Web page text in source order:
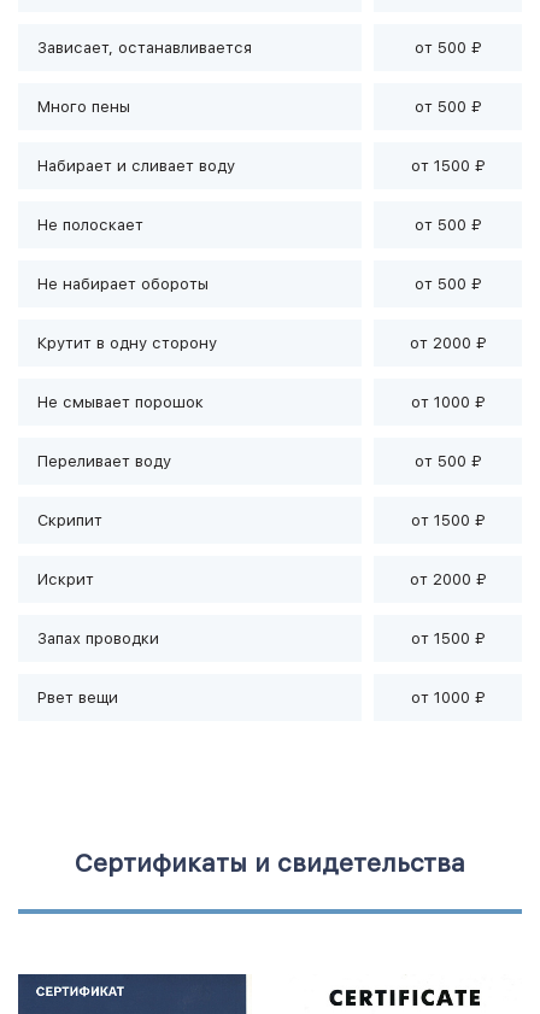
Зависает, останавливается от 500 ₽
Много пены от 500 ₽
Набирает и сливает воду от 1500 ₽
Не полоскает от 500 ₽
Не набирает обороты от 500 ₽
Крутит в одну сторону от 2000 ₽
Не смывает порошок от 1000 ₽
Переливает воду от 500 ₽
Скрипит от 1500 ₽
Искрит от 2000 ₽
Запах проводки от 1500 ₽
Рвет вещи от 1000 ₽
Сертификаты и свидетельства